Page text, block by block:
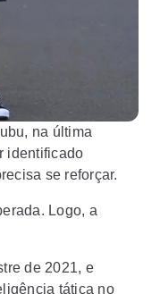
na última
identificado
se reforçar.
Logo, a
de 2021, e
tática no